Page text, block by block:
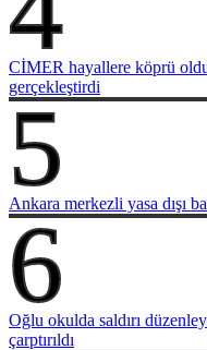
CİMER hayallere köprü
gerçekleştirdi
5
Ankara merkezli yasa dışı
6
Oğlu okulda saldırı
çarptırıldı